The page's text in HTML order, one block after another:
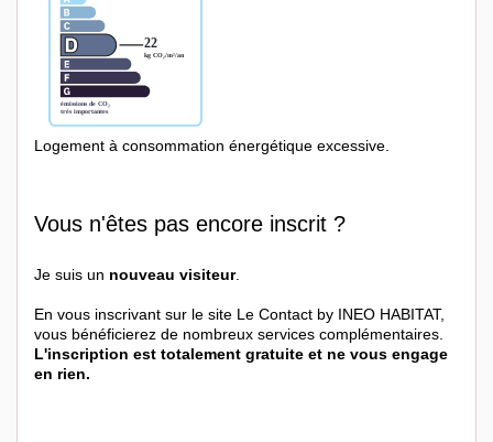
Logement à consommation énergétique excessive.
Vous n'êtes pas encore inscrit ?
Je suis un nouveau visiteur.
En vous inscrivant sur le site Le Contact by INEO HABITAT,
vous bénéficierez de nombreux services complémentaires.
L'inscription est totalement gratuite et ne vous engage
en rien.